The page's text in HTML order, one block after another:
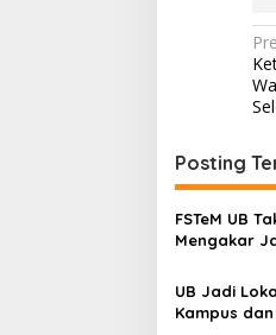
P
o
s
t
n
a
v
i
g
Posting
FSTeM UB
Mengakar
UB Jadi
Kampus